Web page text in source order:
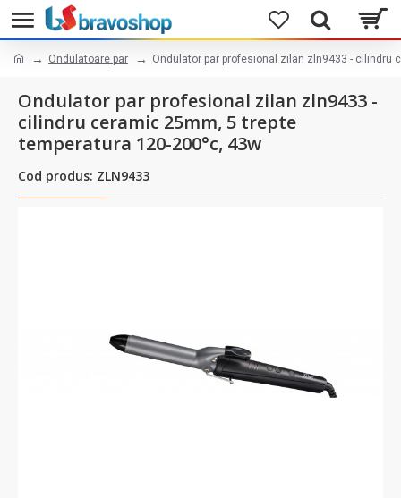
Ondulatoare par Ondulator par profesional zilan zln9433 - cilindru
Ondulator par profesional zilan zln9433 -
cilindru ceramic 25mm, 5 trepte
temperatura 120-200°c, 43w
Cod produs: ZLN9433